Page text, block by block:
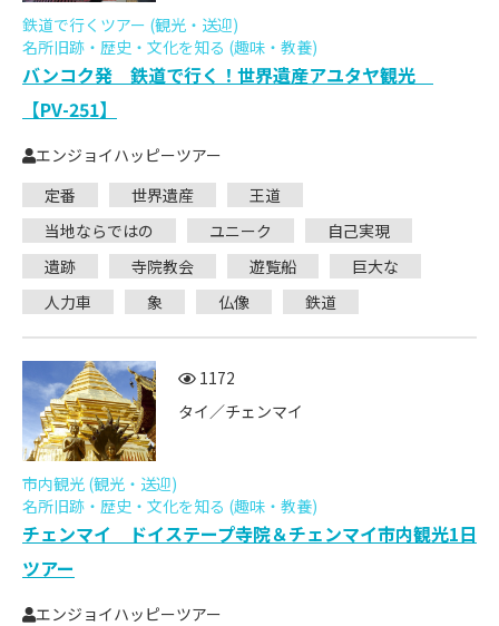
鉄道で行くツアー (観光・送迎)
名所旧跡・歴史・文化を知る (趣味・教養)
バンコク発 鉄道で行く！世界遺産アユタヤ観光
【PV-251】
エンジョイハッピーツアー
定番
世界遺産
王道
当地ならではの
ユニーク
自己実現
遺跡
寺院教会 遊覧船
巨大な
人力車
象 仏像 鉄道
1172
タイ／チェンマイ
市内観光 (観光・送迎)
名所旧跡・歴史・文化を知る (趣味・教養)
チェンマイ ドイステープ寺院＆チェンマイ市内観光1日
ツアー
エンジョイハッピーツアー